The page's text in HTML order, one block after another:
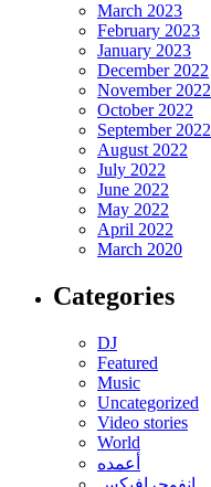
March 2023
February 2023
January 2023
December 2022
November 2022
October 2022
September 2022
August 2022
July 2022
June 2022
May 2022
April 2022
March 2020
Categories
DJ
Featured
Music
Uncategorized
Video stories
World
أعمده